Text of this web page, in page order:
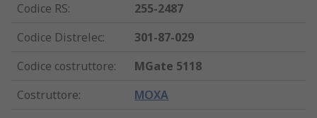
Codice RS:
255-2487
Codice Distrelec:
301-87-029
Codice costruttore:
MGate 5118
Costruttore: MOXA